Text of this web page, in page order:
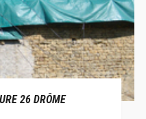
26 DRÔME